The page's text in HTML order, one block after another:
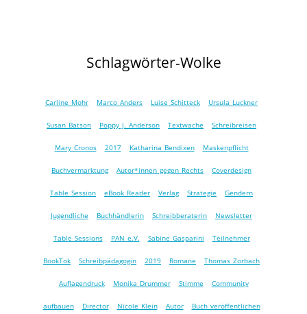
Schlagwörter-Wolke
Carline Mohr Marco Anders Luise Schitteck Ursula Luckner
Susan Batson Poppy J. Anderson Textwache Schreibreisen
Mary Cronos 2017 Katharina Bendixen Maskenpflicht
Buchvermarktung Autor*innen gegen Rechts Coverdesign
Table Session eBook Reader Verlag Strategie Gendern
Jugendliche Buchhändlerin Schreibberaterin Newsletter
Table Sessions PAN e.V. Sabine Gasparini Teilnehmer
BookTok Schreibpädagogin 2019 Romane Thomas Zorbach
Auflagendruck Monika Drummer Stimme Community
aufbauen Director Nicole Klein Autor Buch veröffentlichen